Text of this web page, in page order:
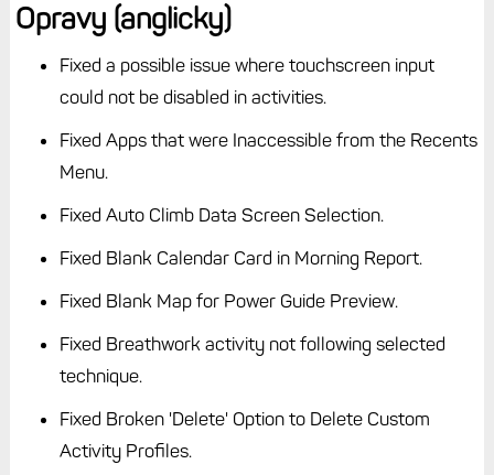
Opravy (anglicky)
Fixed a possible issue where touchscreen input
could not be disabled in activities.
Fixed Apps that were Inaccessible from the Recents
Menu.
Fixed Auto Climb Data Screen Selection.
Fixed Blank Calendar Card in Morning Report.
Fixed Blank Map for Power Guide Preview.
Fixed Breathwork activity not following selected
technique.
Fixed Broken 'Delete' Option to Delete Custom
Activity Profiles.